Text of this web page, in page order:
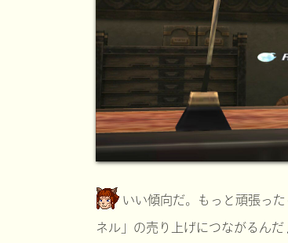
いい傾向だ。もっと頑張っ
ネル」の売り上げにつながるん